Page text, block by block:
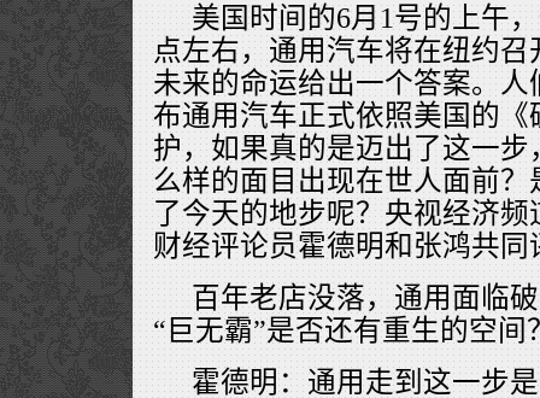
美国时间的6月1号的上午
点左右，通用汽车将在纽约
未来的命运给出一个答案。
布通用汽车正式依照美国的
护，如果真的是迈出了这一
么样的面目出现在世人面前
了今天的地步呢？央视经济
财经评论员霍德明和张鸿共同
百年老店没落，通用面临
“巨无霸”是否还有重生的空
霍德明：通用走到这一步